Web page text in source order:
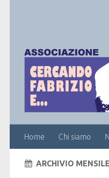
Home Chi siamo
ARCHIVIO